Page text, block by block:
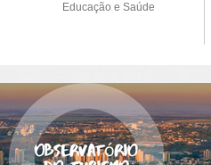
Educação e Saúde